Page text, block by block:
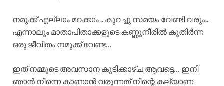
നമുക്ക് എല്ലാം മറക്കാം .. കുറച്ചു സമയം വേണ്ടി വരും..
എന്നാലും മാതാപിതാക്കളുടെ കണ്ണുനീരിൽ കുതിർന്ന
ഒരു ജീവിതം നമുക്ക് വേണ്ട…
ഇത് നമ്മുടെ അവസാന കൂടിക്കാഴ്‌ച ആവട്ടെ… ഇനി
ഞാൻ നിന്നെ കാണാൻ വരുന്നത് നിന്റെ കല്യാണ